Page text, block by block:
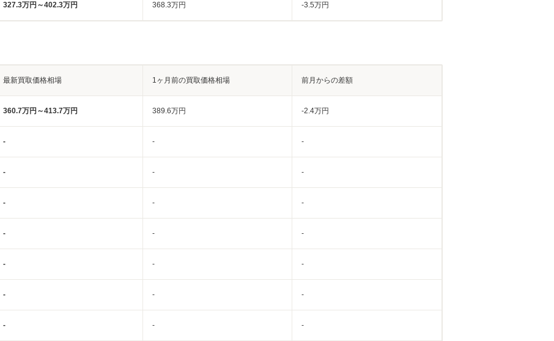
327.3万円～402.3万円 368.3万円 -3.5万円
最新買取価格相場 1ヶ月前の買取価格相場 前月からの差額
360.7万円～413.7万円 389.6万円 -2.4万円
- - -
- - -
- - -
- - -
- - -
- - -
- - -